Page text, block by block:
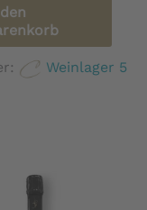
Weinlager 5